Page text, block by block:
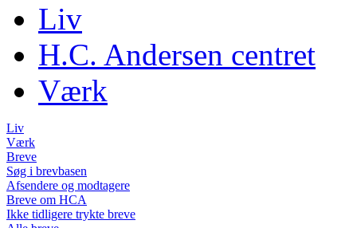
Liv
H.C. Andersen centret
Værk
Liv
Værk
Breve
Søg i brevbasen
Afsendere og modtagere
Breve om HCA
Ikke tidligere trykte breve